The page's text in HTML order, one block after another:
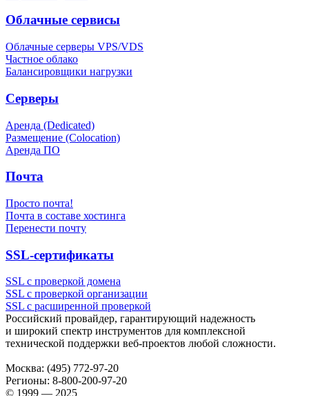
Облачные сервисы
Облачные серверы VPS/VDS
Частное облако
Балансировщики нагрузки
Серверы
Аренда (Dedicated)
Размещение (Colocation)
Аренда ПО
Почта
Просто почта!
Почта в составе хостинга
Перенести почту
SSL-сертификаты
SSL с проверкой домена
SSL с проверкой организации
SSL с расширенной проверкой
Российский провайдер, гарантирующий надежность
и широкий спектр инструментов для комплексной
технической поддержки веб-проектов любой сложности.
Москва: (495) 772-97-20
Регионы: 8-800-200-97-20
© 1999 — 2025